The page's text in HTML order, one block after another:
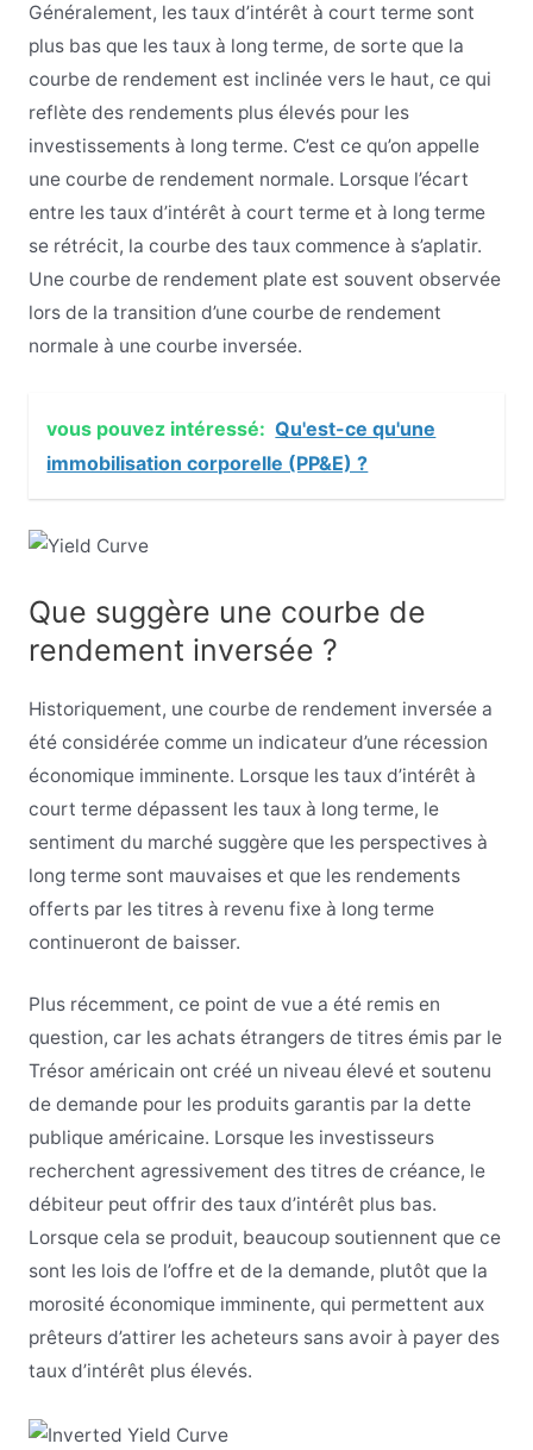
Généralement, les taux d’intérêt à court terme sont
plus bas que les taux à long terme, de sorte que la
courbe de rendement est inclinée vers le haut, ce qui
reflète des rendements plus élevés pour les
investissements à long terme. C’est ce qu’on appelle
une courbe de rendement normale. Lorsque l’écart
entre les taux d’intérêt à court terme et à long terme
se rétrécit, la courbe des taux commence à s’aplatir.
Une courbe de rendement plate est souvent observée
lors de la transition d’une courbe de rendement
normale à une courbe inversée.
vous pouvez intéressé: Qu'est-ce qu'une
immobilisation corporelle (PP&E) ?
Que suggère une courbe de
rendement inversée ?
Historiquement, une courbe de rendement inversée a
été considérée comme un indicateur d’une récession
économique imminente. Lorsque les taux d’intérêt à
court terme dépassent les taux à long terme, le
sentiment du marché suggère que les perspectives à
long terme sont mauvaises et que les rendements
offerts par les titres à revenu fixe à long terme
continueront de baisser.
Plus récemment, ce point de vue a été remis en
question, car les achats étrangers de titres émis par le
Trésor américain ont créé un niveau élevé et soutenu
de demande pour les produits garantis par la dette
publique américaine. Lorsque les investisseurs
recherchent agressivement des titres de créance, le
débiteur peut offrir des taux d’intérêt plus bas.
Lorsque cela se produit, beaucoup soutiennent que ce
sont les lois de l’offre et de la demande, plutôt que la
morosité économique imminente, qui permettent aux
prêteurs d’attirer les acheteurs sans avoir à payer des
taux d’intérêt plus élevés.